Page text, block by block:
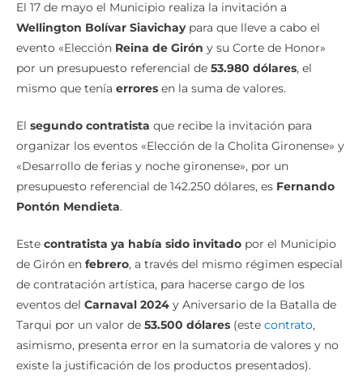
Wellington Bolívar Siavichaypara que lleve a cabo el
evento «ElecciónReina de Giróny su Corte de Honor»
por un presupuesto referencial de53.980 dólares, el
mismo que teníaerroresen la suma de valores.
organizar los eventos «Elección de la Cholita Gironense» y
«Desarrollo de ferias y noche gironense», por un
presupuesto referencial de 142.250 dólares, esFernando
Pontón Mendieta.
de Girón enfebrero , a través del mismo régimen especial
de contratación artística, para hacerse cargo de los
eventos delCarnaval 2024y Aniversario de la Batalla de
Tarqui por un valor de53.500 dólares(este contrato,
asimismo, presenta error en la sumatoria de valores y no
existe la justificación de los productos presentados).